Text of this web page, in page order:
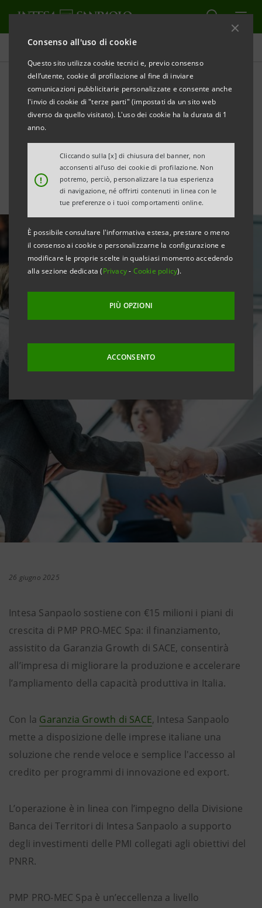
Consenso all'uso di cookie
Questo sito utilizza cookie tecnici e, previo consenso
dell’utente, cookie di profilazione al fine di inviare
comunicazioni pubblicitarie personalizzate e consente anche
l'invio di cookie di "terze parti" (impostati da un sito web
diverso da quello visitato). L'uso dei cookie ha la durata di 1
anno.
!
Cliccando sulla [x] di chiusura del banner, non
acconsenti all’uso dei cookie di profilazione. Non
potremo, perciò, personalizzare la tua esperienza
di navigazione, né offrirti contenuti in linea con le
tue preferenze o i tuoi comportamenti online.
È possibile consultare l'informativa estesa, prestare o meno
il consenso ai cookie o personalizzarne la configurazione e
modificare le proprie scelte in qualsiasi momento accedendo
alla sezione dedicata (Privacy- Cookie policy).
PIÙ OPZIONI
ACCONSENTO
Tutte le news
Intesa Sanpaolo supporta
gli investimenti di PMP PRO-
MEC, con SACE
26 giugno 2025
Intesa Sanpaolo sostiene con €15 milioni i piani di
crescita di PMP PRO-MEC Spa: il finanziamento,
assistito da Garanzia Growth di SACE, consentirà
all’impresa di migliorare la produzione e accelerare
l’ampliamento della capacità produttiva in Italia.
Con la Garanzia Growth di SACE, Intesa Sanpaolo
mette a disposizione delle imprese italiane una
soluzione che rende veloce e semplice l'accesso al
credito per programmi di innovazione ed export.
L’operazione è in linea con l’impegno della Divisione
Banca dei Territori di Intesa Sanpaolo a supporto
degli investimenti delle PMI collegati agli obiettivi del
PNRR.
PMP PRO-MEC Spa è un’eccellenza a livello